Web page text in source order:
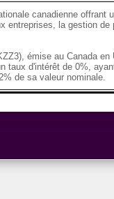
canadienne offrant
entreprises, la gestion de
émise au Canada en
taux d'intérêt de 0%,
de sa valeur nominale.